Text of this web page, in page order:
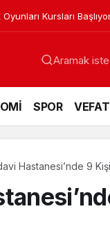
Kursları
SPOR
Hastanesi’nde 9